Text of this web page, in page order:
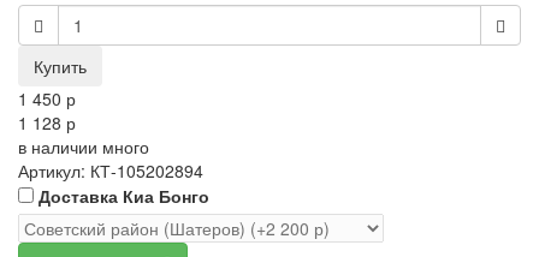
1 450 р
1 128 р
в наличии много
Артикул: КТ-105202894
Доставка Киа Бонго